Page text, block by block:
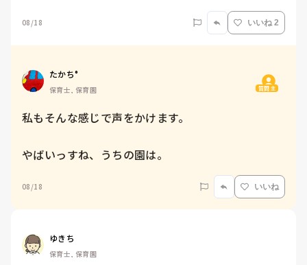
08/18 いいね 2
たかち°
保育士, 保育園 質問主
私もそんな感じで声をかけます。
やばいっすね、うちの園は。
08/18 いいね
ゆきち
保育士, 保育園